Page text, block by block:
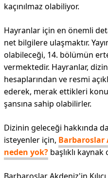
kaçınılmaz olabiliyor.
Hayranlar için en önemli
net bilgilere ulaşmaktır.
olabileceği, 14. bölümün
vermektedir. Hayranlar,
hesaplarından ve resmi
ederek, merak ettikleri
şansına sahip olabilirler.
Dizinin geleceği hakkında
isteyenler için, Barbaroslar
neden yok? başlıklı